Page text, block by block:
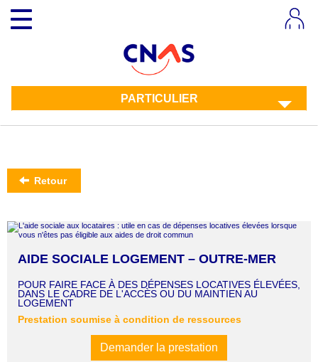
contenu
principal
Toggle
navigation
PARTICULIER
Retour
AIDE SOCIALE LOGEMENT – OUTRE-MER
POUR FAIRE FACE À DES DÉPENSES LOCATIVES ÉLEVÉES,
DANS LE CADRE DE L'ACCÈS OU DU MAINTIEN AU
LOGEMENT
Prestation soumise à condition de ressources
Demander la prestation